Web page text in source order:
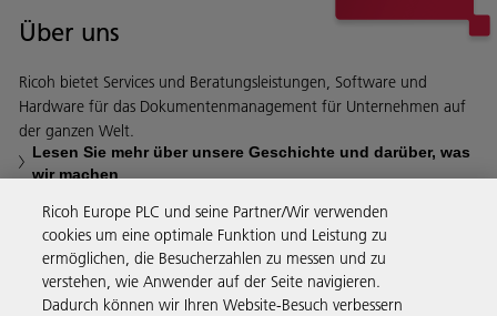
Über uns
Ricoh bietet Services und Beratungsleistungen, Software und
Hardware für das Dokumentenmanagement für Unternehmen auf
der ganzen Welt.
Lesen Sie mehr über unsere Geschichte und darüber, was
wir machen
Business Solutions
Ricoh Europe PLC und seine Partner/Wir verwenden
cookies um eine optimale Funktion und Leistung zu
ermöglichen, die Besucherzahlen zu messen und zu
verstehen, wie Anwender auf der Seite navigieren.
Dadurch können wir Ihren Website-Besuch verbessern